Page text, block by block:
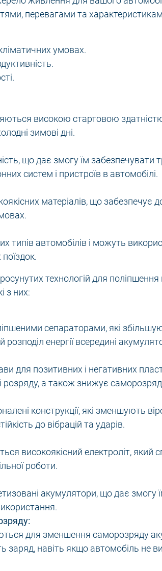
перевагами та
умовах.
високою стартовою
зимові дні.
що дає змогу їм забезпечувати
систем і пристроїв в автомобілі.
матеріалів, що забезпечує
типів автомобілів і можуть
технологій для поліпшення
з них:
сепараторами, які
енергії всередині
для позитивних і негативних
розряду, а також знижує
конструкції, які зменшують
до вібрацій та ударів.
високоякісний електроліт, який
роботи.
акумулятори, що дає змогу
для зменшення саморозряду
заряд, навіть якщо автомобіль не